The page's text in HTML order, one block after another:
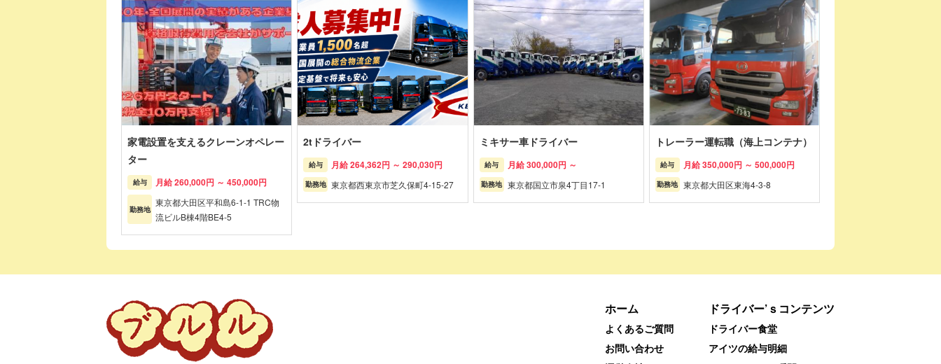
家電設置を支えるクレーンオペレー
ター
給与 月給 260,000円 ～ 450,000円
勤務地
東京都大田区平和島6-1-1 TRC物
流ビルB棟4階BE4-5
2tドライバー
給与 月給 264,362円 ～ 290,030円
勤務地 東京都西東京市芝久保町4-15-27
ミキサー車ドライバー
給与 月給 300,000円 ～
勤務地 東京都国立市泉4丁目17-1
トレーラー運転職（海上コンテナ）
給与 月給 350,000円 ～ 500,000円
勤務地 東京都大田区東海4-3-8
ホーム
よくあるご質問
お問い合わせ
ドライバー’ｓコンテンツ
ドライバー食堂
アイツの給与明細